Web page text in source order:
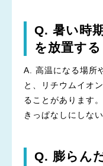
Q. 暑い時
を放置す
A. 高温になる場所
と、リチウムイオ
ることがあります
きっぱなしにしな
Q. 膨らん